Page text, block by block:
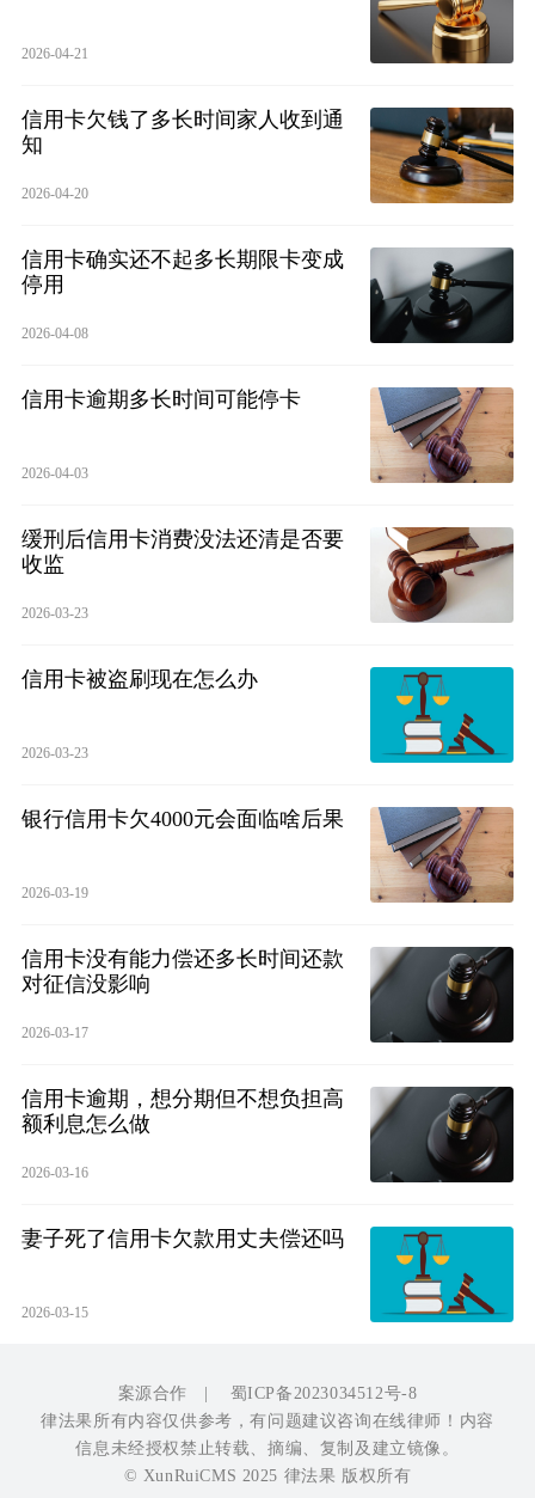
2026-04-21
信用卡欠钱了多长时间家人收到通
知
2026-04-20
信用卡确实还不起多长期限卡变成
停用
2026-04-08
信用卡逾期多长时间可能停卡
2026-04-03
缓刑后信用卡消费没法还清是否要
收监
2026-03-23
信用卡被盗刷现在怎么办
2026-03-23
银行信用卡欠4000元会面临啥后果
2026-03-19
信用卡没有能力偿还多长时间还款
对征信没影响
2026-03-17
信用卡逾期，想分期但不想负担高
额利息怎么做
2026-03-16
妻子死了信用卡欠款用丈夫偿还吗
2026-03-15
案源合作 | 蜀ICP备2023034512号-8
律法果所有内容仅供参考，有问题建议咨询在线律师！内容
信息未经授权禁止转载、摘编、复制及建立镜像。
© XunRuiCMS 2025 律法果 版权所有